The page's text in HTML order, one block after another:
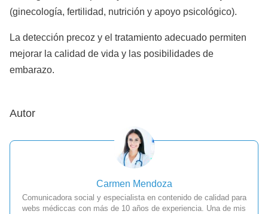
(ginecología, fertilidad, nutrición y apoyo psicológico).
La detección precoz y el tratamiento adecuado permiten
mejorar la calidad de vida y las posibilidades de
embarazo.
Autor
Carmen Mendoza
Comunicadora social y especialista en contenido de calidad para
webs médiccas con más de 10 años de experiencia. Una de mis